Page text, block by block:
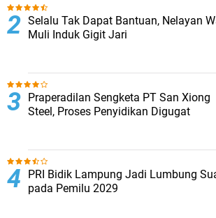
Selalu Tak Dapat Bantuan, Nelayan
Muli Induk Gigit Jari
Praperadilan Sengketa PT San Xiong
Steel, Proses Penyidikan Digugat
PRI Bidik Lampung Jadi Lumbung
pada Pemilu 2029